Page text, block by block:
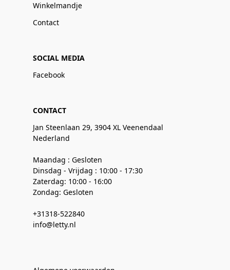
Winkelmandje
Contact
SOCIAL MEDIA
Facebook
CONTACT
Jan Steenlaan 29, 3904 XL Veenendaal
Nederland
Maandag : Gesloten
Dinsdag - Vrijdag : 10:00 - 17:30
Zaterdag: 10:00 - 16:00
Zondag: Gesloten
+31318-522840
info@letty.nl